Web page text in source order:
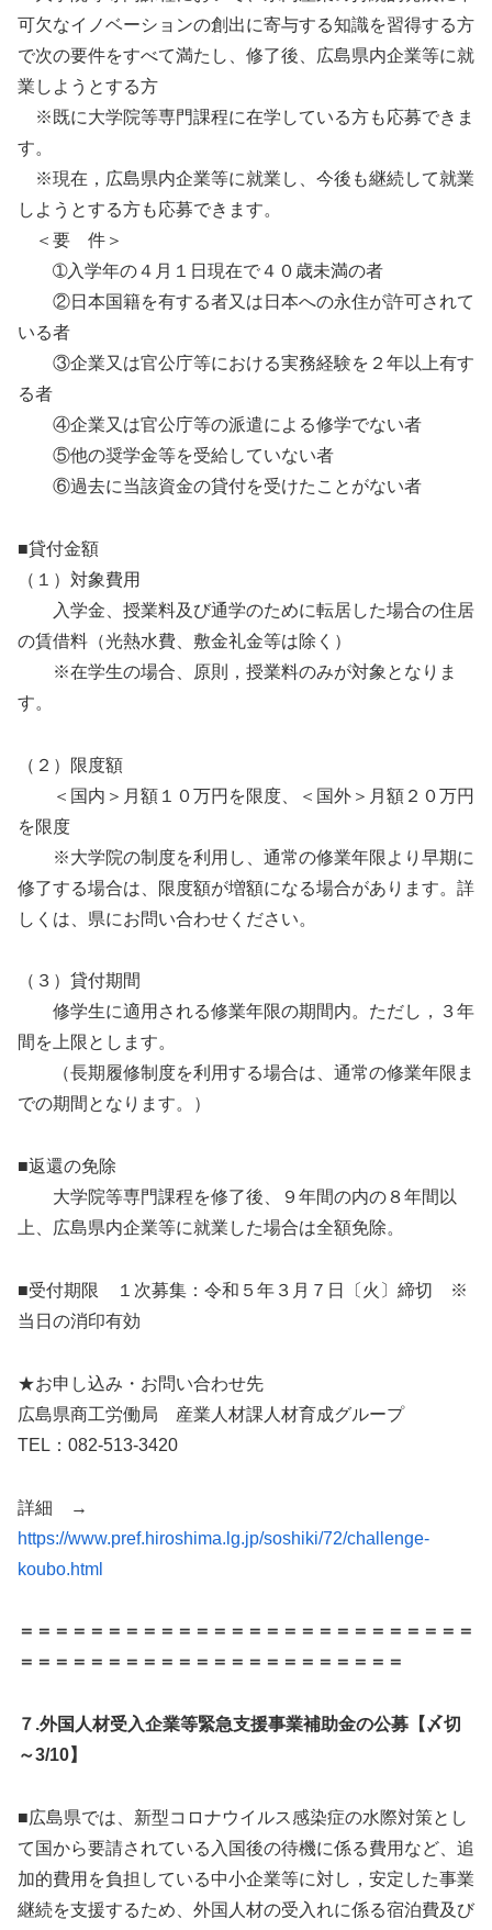
可欠なイノベーションの創出に寄与する知識を習得する方
で次の要件をすべて満たし、修了後、広島県内企業等に就
業しようとする方
※既に大学院等専門課程に在学している方も応募できま
す。
※現在，広島県内企業等に就業し、今後も継続して就業
しようとする方も応募できます。
＜要 件＞
➀入学年の４月１日現在で４０歳未満の者
②日本国籍を有する者又は日本への永住が許可されて
いる者
③企業又は官公庁等における実務経験を２年以上有す
る者
④企業又は官公庁等の派遣による修学でない者
⑤他の奨学金等を受給していない者
⑥過去に当該資金の貸付を受けたことがない者
■貸付金額
（１）対象費用
入学金、授業料及び通学のために転居した場合の住居
の賃借料（光熱水費、敷金礼金等は除く）
※在学生の場合、原則，授業料のみが対象となりま
す。
（２）限度額
＜国内＞月額１０万円を限度、＜国外＞月額２０万円
を限度
※大学院の制度を利用し、通常の修業年限より早期に
修了する場合は、限度額が増額になる場合があります。詳
しくは、県にお問い合わせください。
（３）貸付期間
修学生に適用される修業年限の期間内。ただし，３年
間を上限とします。
（長期履修制度を利用する場合は、通常の修業年限ま
での期間となります。）
■返還の免除
大学院等専門課程を修了後、９年間の内の８年間以
上、広島県内企業等に就業した場合は全額免除。
■受付期限 １次募集：令和５年３月７日〔火〕締切 ※
当日の消印有効
★お申し込み・お問い合わせ先
広島県商工労働局 産業人材課人材育成グループ
TEL：082-513-3420
詳細 →
https://www.pref.hiroshima.lg.jp/soshiki/72/challenge-
koubo.html
＝＝＝＝＝＝＝＝＝＝＝＝＝＝＝＝＝＝＝＝＝＝＝＝＝＝
＝＝＝＝＝＝＝＝＝＝＝＝＝＝＝＝＝＝＝＝＝＝
７.外国人材受入企業等緊急支援事業補助金の公募【〆切
～3/10】
■広島県では、新型コロナウイルス感染症の水際対策とし
て国から要請されている入国後の待機に係る費用など、追
加的費用を負担している中小企業等に対し，安定した事業
継続を支援するため、外国人材の受入れに係る宿泊費及び